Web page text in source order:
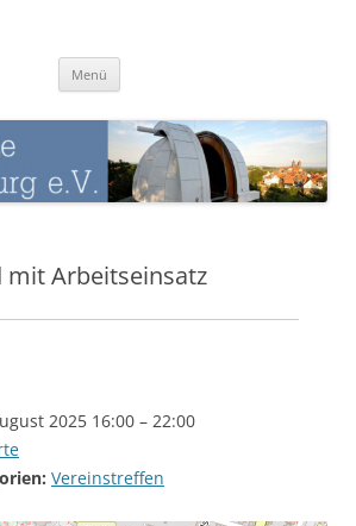
Menü
mit Arbeitseinsatz
2025 16:00 – 22:00
Vereinstreffen